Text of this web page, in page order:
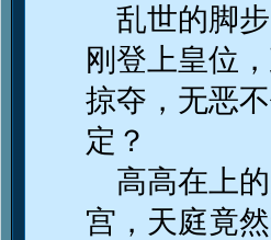
乱世的脚
刚登上皇位
掠夺，无恶
定？
高高在上
宫，天庭竟